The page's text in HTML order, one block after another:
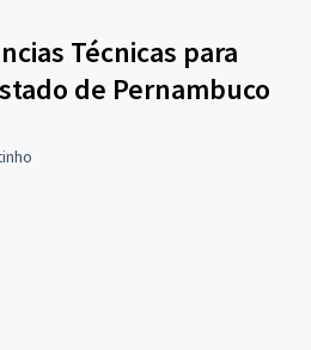
Técnicas para
de Pernambuco